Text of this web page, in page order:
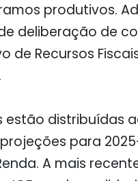
produtivos.
deliberação de
de Recursos
estão distribuídas
projeções para
A mais